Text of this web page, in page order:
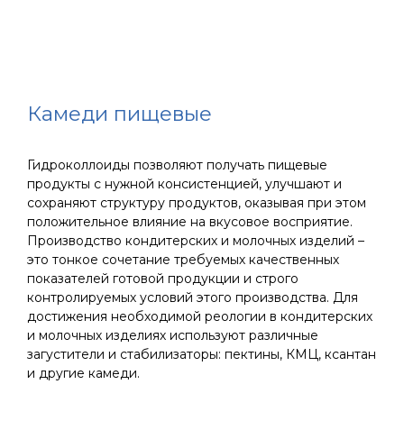
Камеди пищевые
Гидроколлоиды позволяют получать пищевые
продукты с нужной консистенцией, улучшают и
сохраняют структуру продуктов, оказывая при этом
положительное влияние на вкусовое восприятие.
Производство кондитерских и молочных изделий –
это тонкое сочетание требуемых качественных
показателей готовой продукции и строго
контролируемых условий этого производства. Для
достижения необходимой реологии в кондитерских
и молочных изделиях используют различные
загустители и стабилизаторы: пектины, КМЦ, ксантан
и другие камеди.